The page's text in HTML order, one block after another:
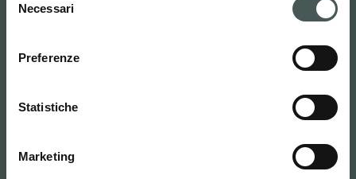
delNecessari
Preferenze
Statistiche
Marketing
Candidatura Spontanea: risorseumane@radici.it
Tel. :(+39) 035724242